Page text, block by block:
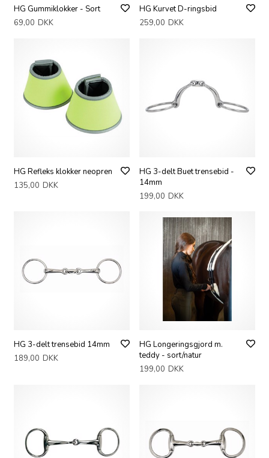
HG Gummiklokker - Sort
69,00 DKK
HG Kurvet D-ringsbid
259,00 DKK
HG Refleks klokker neopren
135,00 DKK
HG 3-delt Buet trensebid -
14mm
199,00 DKK
HG 3-delt trensebid 14mm
189,00 DKK
HG Longeringsgjord m.
teddy - sort/natur
199,00 DKK